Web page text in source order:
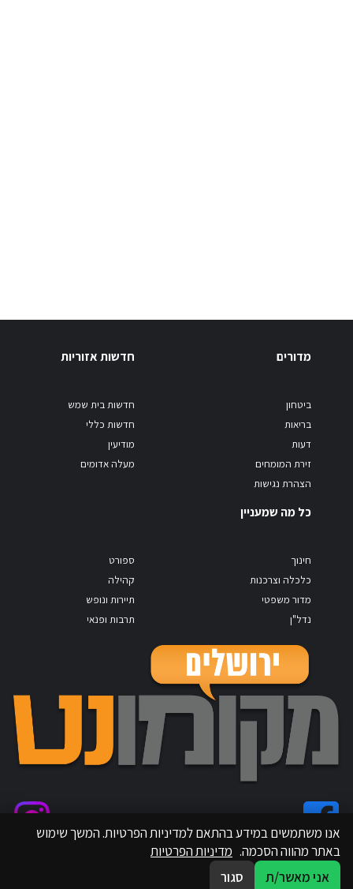
מדורים
ביטחון
בריאות
דעות
זירת המומחים
הצהרת נגישות
חדשות אזוריות
חדשות בית שמש
חדשות כללי
מודיעין
מעלה אדומים
כל מה שמעניין
חינוך
כלכלה וצרכנות
מדור משפטי
נדל"ן
ספורט
קהילה
תיירות ונופש
תרבות ופנאי
אנו משתמשים במידע בהתאם למדיניות הפרטיות. המשך שימוש
באתר מהווה הסכמה. מדיניות הפרטיות
אני מאשר/ת
סגור